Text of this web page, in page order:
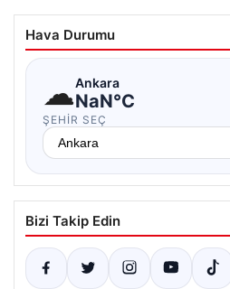
Hava Durumu
☁Ankara
NaN°C
ŞEHIR SEÇ
Bizi Takip Edin